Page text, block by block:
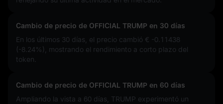
Cambio de precio de OFFICIAL TRUMP en 30 días
En los últimos 30 días, el precio cambió € -0.11438
(-8.24%)
, mostrando el rendimiento a corto plazo del
token.
Cambio de precio de OFFICIAL TRUMP en 60 días
Ampliando la vista a 60 días, TRUMP experimentó un